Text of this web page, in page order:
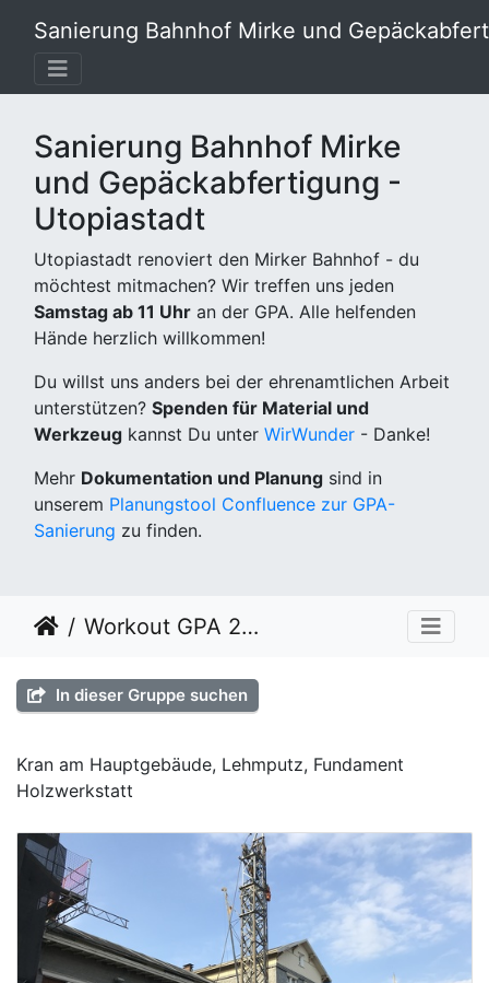
Sanierung Bahnhof Mirke und
Sanierung Bahnhof Mirke
und Gepäckabfertigung -
Utopiastadt
Utopiastadt renoviert den Mirker Bahnhof - du
möchtest mitmachen? Wir treffen uns jeden
Samstag ab 11 Uhr an der GPA. Alle helfenden
Hände herzlich willkommen!
Du willst uns anders bei der ehrenamtlichen Arbeit
unterstützen? Spenden für Material und
Werkzeug kannst Du unter WirWunder - Danke!
Mehr Dokumentation und Planung sind in
unserem Planungstool Confluence zur GPA-
Sanierung zu finden.
Workout GPA 2021 KW 15
In dieser Gruppe suchen
Kran am Hauptgebäude, Lehmputz, Fundament
Holzwerkstatt